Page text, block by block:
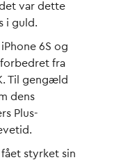
var dette
i guld.
6S og
forbedret fra
Til gengæld
dens
Plus-
styrket sin